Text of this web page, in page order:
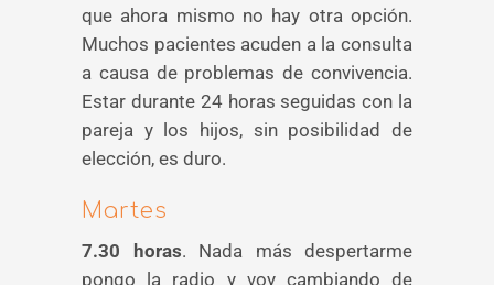
que ahora mismo no hay otra opción.
Muchos pacientes acuden a la consulta
a causa de problemas de convivencia.
Estar durante 24 horas seguidas con la
pareja y los hijos, sin posibilidad de
elección, es duro.
Martes
7.30 horas. Nada más despertarme
pongo la radio y voy cambiando de